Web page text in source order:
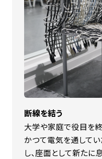
断線を結う
大学や家庭で役目を
かつて電気を通して
し、座面として新たに